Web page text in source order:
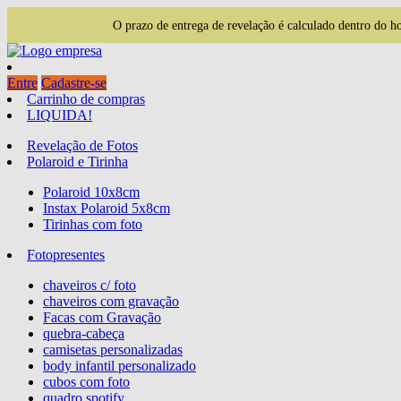
O prazo de entrega de revelação é calculado dentro do
Entre Cadastre-se
Carrinho de compras
LIQUIDA!
Revelação de Fotos
Polaroid e Tirinha
Polaroid 10x8cm
Instax Polaroid 5x8cm
Tirinhas com foto
Fotopresentes
chaveiros c/ foto
chaveiros com gravação
Facas com Gravação
quebra-cabeça
camisetas personalizadas
body infantil personalizado
cubos com foto
quadro spotify